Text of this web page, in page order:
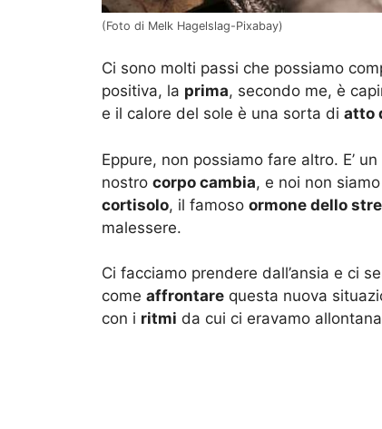
(Foto di Melk Hagelslag-Pixabay)
Ci sono molti passi che possiamo
positiva, la prima, secondo me, è
e il calore del sole è una sorta di atto
Eppure, non possiamo fare altro. E’
nostro corpo cambia, e noi non
cortisolo, il famoso ormone dello
malessere.
Ci facciamo prendere dall’ansia e ci
come affrontare questa nuova
con i ritmi da cui ci eravamo